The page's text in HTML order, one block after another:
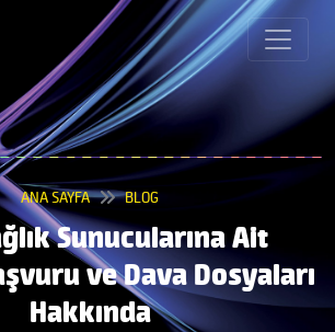
ANA SAYFA BLOG
Sunucularına Ait
ve Dava Dosyaları
Hakkında